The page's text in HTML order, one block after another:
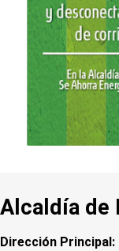
Alcaldía de
Dirección Principal: